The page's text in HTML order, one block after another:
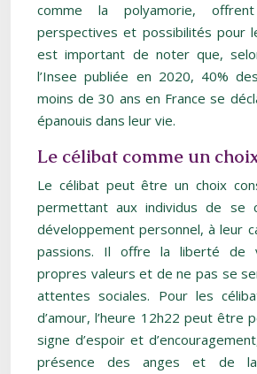
comme la polyamorie,
perspectives et possibilités pour
est important de noter que,
l’Insee publiée en 2020, 40%
moins de 30 ans en France se
épanouis dans leur vie.
Le célibat comme un
Le célibat peut être un choix
permettant aux individus de se
développement personnel, à leur
passions. Il offre la liberté de
propres valeurs et de ne pas se
attentes sociales. Pour les
d’amour, l’heure 12h22 peut être
signe d’espoir et
présence des anges et de